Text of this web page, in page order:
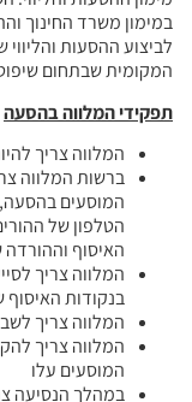
במימון משרד החינוך
לביצוע ההסעות
המקומית שבתחום
תפקידי המלווה בהסעה
המלווה צריך
ברשות המלווה
המוסעים
הטלפון של
האיסוף
המלווה צריך
בנקודות
המלווה צריך
המלווה צריך
המוסעים עלו
במהלך הנסיעה